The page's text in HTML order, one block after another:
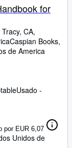
for
CA,
Caspian Books,
de America
Usado -
por EUR 6,07
Unidos de